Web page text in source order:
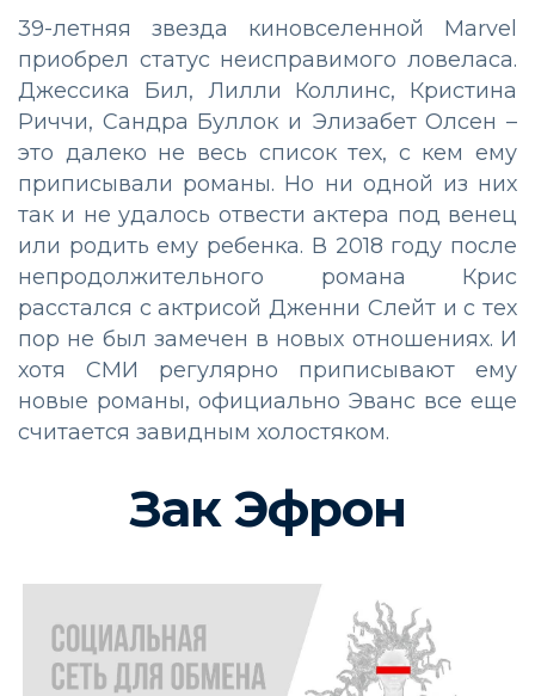
39-летняя звезда киновселенной Marvel
приобрел статус неисправимого ловеласа.
Джессика Бил, Лилли Коллинс, Кристина
Риччи, Сандра Буллок и Элизабет Олсен –
это далеко не весь список тех, с кем ему
приписывали романы. Но ни одной из них
так и не удалось отвести актера под венец
или родить ему ребенка. В 2018 году после
непродолжительного романа Крис
расстался с актрисой Дженни Слейт и с тех
пор не был замечен в новых отношениях. И
хотя СМИ регулярно приписывают ему
новые романы, официально Эванс все еще
считается завидным холостяком.
Зак Эфрон